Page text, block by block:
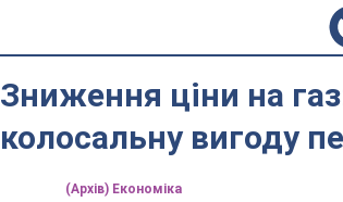
Зниження ціни на
колосальну вигоду
(Архів) Економіка